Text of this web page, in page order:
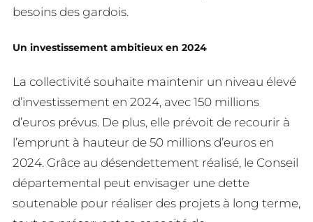
besoins des gardois.
Un investissement ambitieux en 2024
La collectivité souhaite maintenir un niveau élevé
d’investissement en 2024, avec 150 millions
d’euros prévus. De plus, elle prévoit de recourir à
l’emprunt à hauteur de 50 millions d’euros en
2024. Grâce au désendettement réalisé, le Conseil
départemental peut envisager une dette
soutenable pour réaliser des projets à long terme,